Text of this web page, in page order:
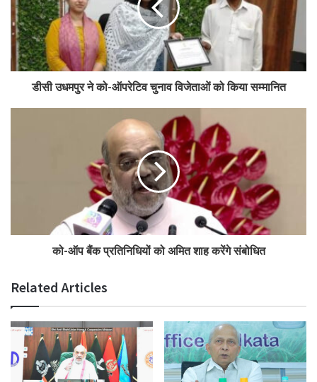
डीसी उधमपुर ने को-ऑपरेटिव चुनाव विजेताओं को किया सम्मानित
को-ऑप बैंक प्रतिनिधियों को अमित शाह करेंगे संबोधित
Related Articles